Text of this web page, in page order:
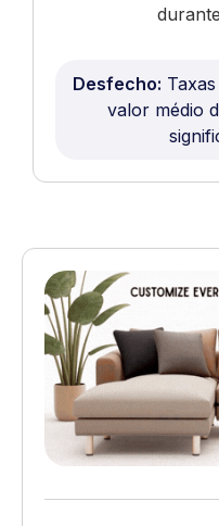
Desfecho:
valor médio